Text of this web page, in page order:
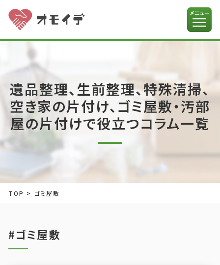
遺品整理、生前整理、特殊清掃、
空き家の片付け、ゴミ屋敷・汚部
屋の片付けで役立つコラム一覧
TOP > ゴミ屋敷
#ゴミ屋敷